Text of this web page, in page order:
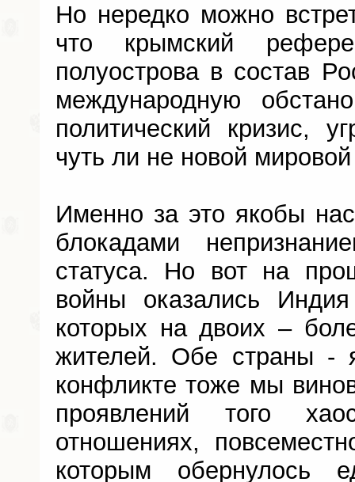
Но нередко можно
что крымский
полуострова в состав
международную
политический кризис,
чуть ли не новой
Именно за это якобы
блокадами
статуса. Но вот на
войны оказались
которых на двоих –
жителей. Обе страны -
конфликте тоже мы
проявлений того
отношениях,
которым обернулось